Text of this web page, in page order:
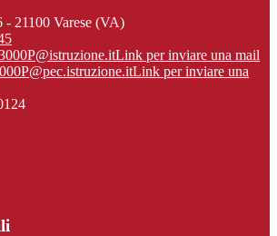
- 21100 Varese (VA)
Link per inviare una mail
Link per inviare una